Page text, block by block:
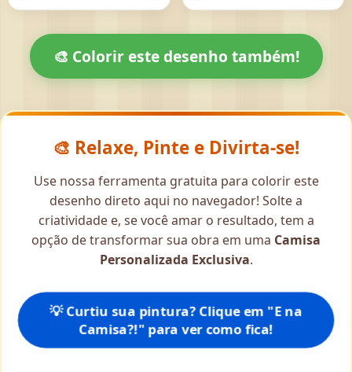
🎨 Colorir este desenho também!
🎨 Relaxe, Pinte e Divirta-se!
Use nossa ferramenta gratuita para colorir este
desenho direto aqui no navegador! Solte a
criatividade e, se você amar o resultado, tem a
opção de transformar sua obra em uma Camisa
Personalizada Exclusiva.
💡 Curtiu sua pintura? Clique em "E na
Camisa?!" para ver como fica!